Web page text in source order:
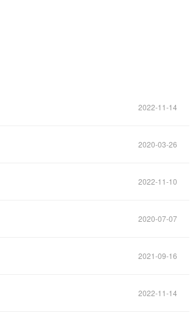
2022-11-14
2020-03-26
2022-11-10
2020-07-07
2021-09-16
2022-11-14